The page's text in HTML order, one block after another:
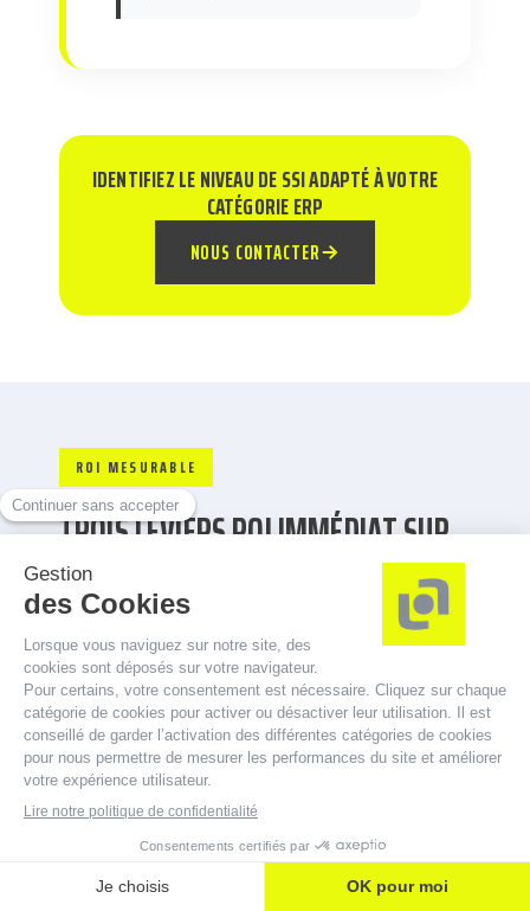
IDENTIFIEZ LE NIVEAU DE SSI ADAPTÉ À VOTRE
CATÉGORIE ERP
NOUS CONTACTER
ROI MESURABLE
TROIS LEVIERS ROI IMMÉDIAT SUR
UN DÉPLOIEMENT INCENDIE
Une mise en conformité incendie bien
structurée transforme l’économie du
risque. Voici les bénéfices mesurables et
reproductibles observés chez nos clients
multi-sites.